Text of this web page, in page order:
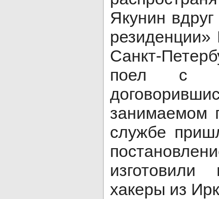
Якунин
Санкт-
поел с
занимаемом
службе
хакеры из